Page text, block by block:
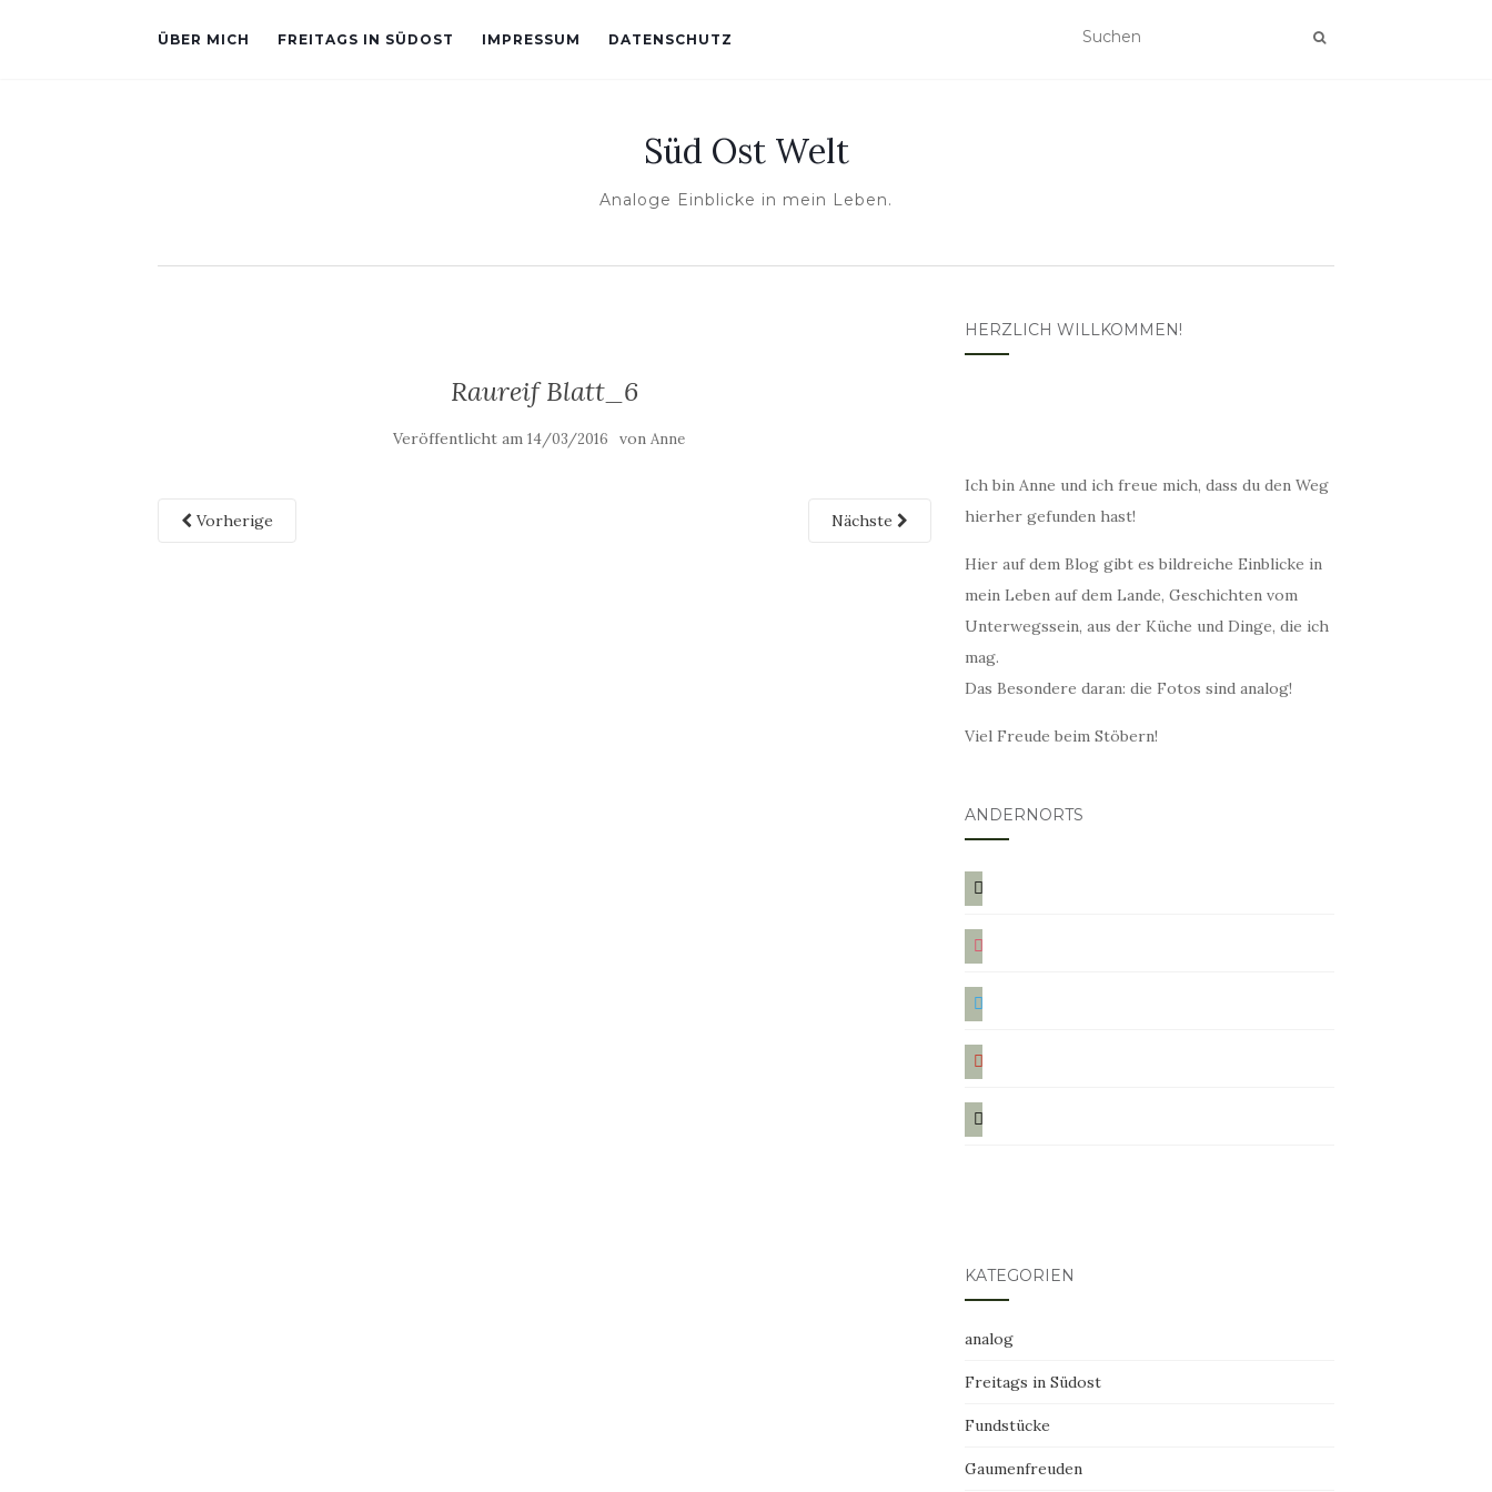
ÜBER MICH FREITAGS IN SÜDOST IMPRESSUM DATENSCHUTZ
Süd Ost Welt
Analoge Einblicke in mein Leben.
Raureif Blatt_6
Veröffentlicht am 14/03/2016 von Anne
Vorherige Nächste
HERZLICH WILLKOMMEN!
Ich bin Anne und ich freue mich, dass du den Weg
hierher gefunden hast!
Hier auf dem Blog gibt es bildreiche Einblicke in
mein Leben auf dem Lande, Geschichten vom
Unterwegssein, aus der Küche und Dinge, die ich
mag.
Das Besondere daran: die Fotos sind analog!
Viel Freude beim Stöbern!
ANDERNORTS
bloglovin
instagram
twitter
pinterest
mail
KATEGORIEN
analog
Freitags in Südost
Fundstücke
Gaumenfreuden